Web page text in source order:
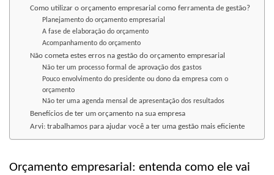
Como utilizar o orçamento empresarial como ferramenta de gestão?
Planejamento do orçamento empresarial
A fase de elaboração do orçamento
Acompanhamento do orçamento
Não cometa estes erros na gestão do orçamento empresarial
Não ter um processo formal de aprovação dos gastos
Pouco envolvimento do presidente ou dono da empresa com o
orçamento
Não ter uma agenda mensal de apresentação dos resultados
Benefícios de ter um orçamento na sua empresa
Arvi: trabalhamos para ajudar você a ter uma gestão mais eficiente
Orçamento empresarial: entenda como ele vai